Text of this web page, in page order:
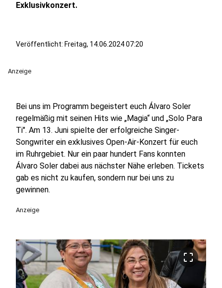
Exklusivkonzert.
Veröffentlicht: Freitag, 14.06.2024 07:20
Anzeige
Bei uns im Programm begeistert euch Álvaro Soler
regelmäßig mit seinen Hits wie „Magia“ und „Solo Para
Ti". Am 13. Juni spielte der erfolgreiche Singer-
Songwriter ein exklusives Open-Air-Konzert für euch
im Ruhrgebiet. Nur ein paar hundert Fans konnten
Álvaro Soler dabei aus nächster Nähe erleben. Tickets
gab es nicht zu kaufen, sondern nur bei uns zu
gewinnen.
Anzeige
crop_free